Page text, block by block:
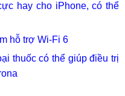
hay cho iPhone, có thể
hỗ trợ Wi-Fi 6
thuốc có thể giúp điều trị